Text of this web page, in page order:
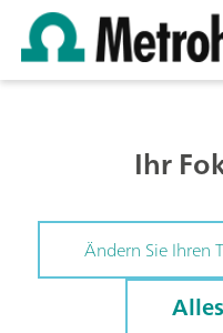
Ihr
Ändern Sie Ihren